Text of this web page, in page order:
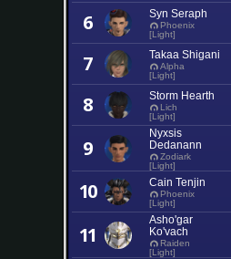
6 Syn Seraph
Phoenix
[Light]
7 Takaa Shigani
Alpha
[Light]
8 Storm Hearth
Lich
[Light]
9
Nyxsis
Dedanann
Zodiark
[Light]
10 Cain Tenjin
Phoenix
[Light]
11
Asho'gar
Ko'vach
Raiden
[Light]